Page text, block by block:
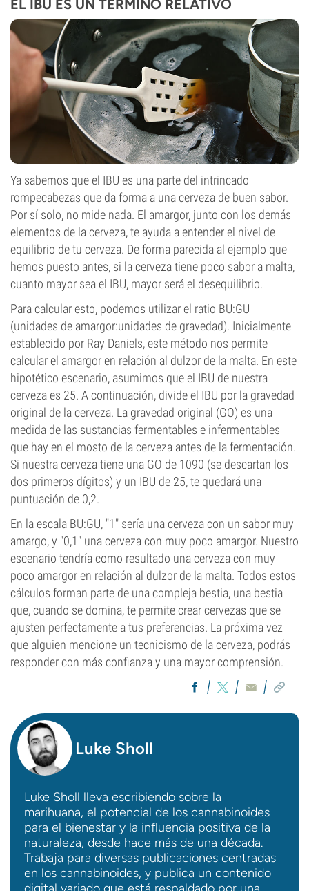
EL IBU ES UN TÉRMINO RELATIVO
Ya sabemos que el IBU es una parte del intrincado
rompecabezas que da forma a una cerveza de buen sabor.
Por sí solo, no mide nada. El amargor, junto con los demás
elementos de la cerveza, te ayuda a entender el nivel de
equilibrio de tu cerveza. De forma parecida al ejemplo que
hemos puesto antes, si la cerveza tiene poco sabor a malta,
cuanto mayor sea el IBU, mayor será el desequilibrio.
Para calcular esto, podemos utilizar el ratio BU:GU
(unidades de amargor:unidades de gravedad). Inicialmente
establecido por Ray Daniels, este método nos permite
calcular el amargor en relación al dulzor de la malta. En este
hipotético escenario, asumimos que el IBU de nuestra
cerveza es 25. A continuación, divide el IBU por la gravedad
original de la cerveza. La gravedad original (GO) es una
medida de las sustancias fermentables e infermentables
que hay en el mosto de la cerveza antes de la fermentación.
Si nuestra cerveza tiene una GO de 1090 (se descartan los
dos primeros dígitos) y un IBU de 25, te quedará una
puntuación de 0,2.
En la escala BU:GU, "1" sería una cerveza con un sabor muy
amargo, y "0,1" una cerveza con muy poco amargor. Nuestro
escenario tendría como resultado una cerveza con muy
poco amargor en relación al dulzor de la malta. Todos estos
cálculos forman parte de una compleja bestia, una bestia
que, cuando se domina, te permite crear cervezas que se
ajusten perfectamente a tus preferencias. La próxima vez
que alguien mencione un tecnicismo de la cerveza, podrás
responder con más confianza y una mayor comprensión.
Luke Sholl
Luke Sholl lleva escribiendo sobre la
marihuana, el potencial de los cannabinoides
para el bienestar y la influencia positiva de la
naturaleza, desde hace más de una década.
Trabaja para diversas publicaciones centradas
en los cannabinoides, y publica un contenido